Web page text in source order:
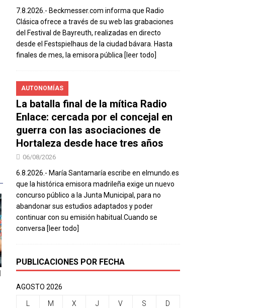
7.8.2026.- Beckmesser.com informa que Radio
Clásica ofrece a través de su web las grabaciones
del Festival de Bayreuth, realizadas en directo
desde el Festspielhaus de la ciudad bávara. Hasta
finales de mes, la emisora pública [leer todo]
AUTONOMÍAS
La batalla final de la mítica Radio
Enlace: cercada por el concejal en
guerra con las asociaciones de
Hortaleza desde hace tres años
06/08/2026
6.8.2026.- María Santamaría escribe en elmundo.es
que la histórica emisora madrileña exige un nuevo
concurso público a la Junta Municipal, para no
abandonar sus estudios adaptados y poder
continuar con su emisión habitual.Cuando se
conversa [leer todo]
PUBLICACIONES POR FECHA
AGOSTO 2026
M X J V S D